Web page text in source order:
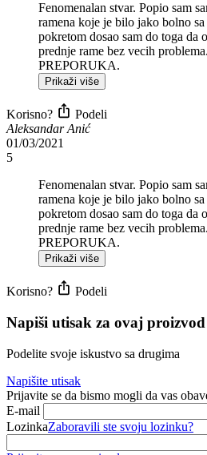
Fenomenalan stvar. Popio sam
ramena koje je bilo jako bolno
pokretom dosao sam do toga da
prednje rame bez vecih
PREPORUKA.
Prikaži više
Korisno?
Podeli
Aleksandar Anić
01/03/2021
5
Fenomenalan stvar. Popio sam
ramena koje je bilo jako bolno
pokretom dosao sam do toga da
prednje rame bez vecih
PREPORUKA.
Prikaži više
Korisno? Podeli
Napiši utisak za ovaj proizvod
Podelite svoje iskustvo sa drugima
Napišite utisak
Prijavite se da bismo mogli da vas
E-mail
LozinkaZaboravili ste svoju lozinku?